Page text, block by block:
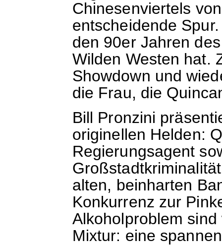
Chinesenviertels
entscheidende
den 90er Jahren
Wilden Westen hat.
Showdown und
die Frau, die
Bill Pronzini
originellen Helden:
Regierungsagent
alten, beinharten
Konkurrenz zur
Alkoholproblem
Mixtur: eine